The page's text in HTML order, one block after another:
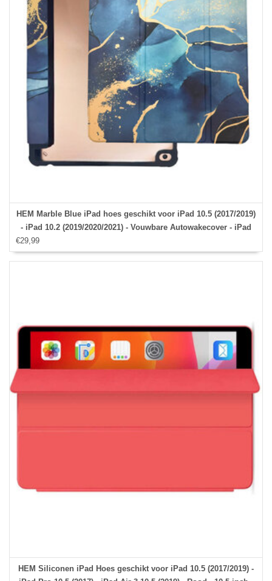
HEM Marble Blue iPad hoes geschikt voor iPad 10.5 (2017/2019)
- iPad 10.2 (2019/2020/2021) - Vouwbare Autowakecover - iPad
7/8/9 hoes - iPad Air 3 hoes - iPad Pro 10.5 hoes - Met stylus
opbergmogelijkheid
€29,99
HEM Siliconen iPad Hoes geschikt voor iPad 10.5 (2017/2019) -